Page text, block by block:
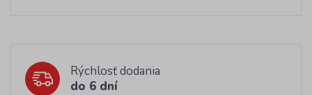
Rýchlosť dodania
do 6 dní